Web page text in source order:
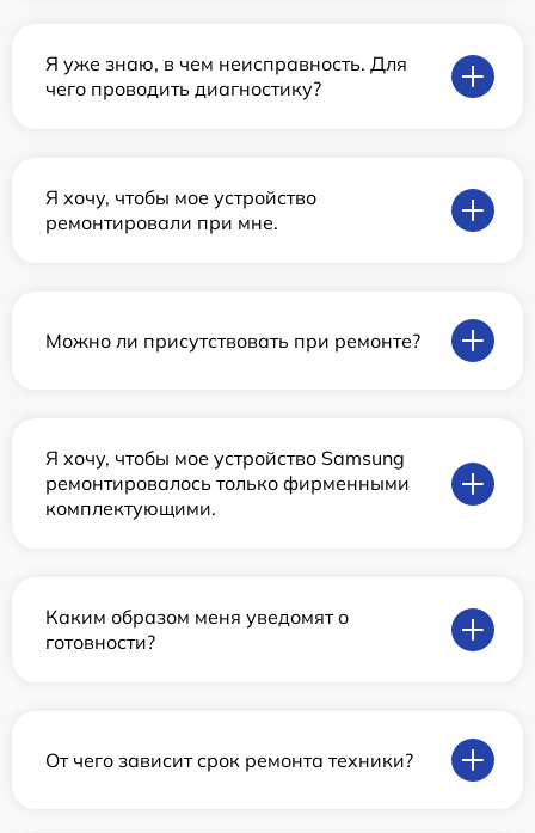
Я уже знаю, в чем неисправность. Для
чего проводить диагностику?
Я хочу, чтобы мое устройство
ремонтировали при мне.
Можно ли присутствовать при ремонте?
Я хочу, чтобы мое устройство Samsung
ремонтировалось только фирменными
комплектующими.
Каким образом меня уведомят о
готовности?
От чего зависит срок ремонта техники?